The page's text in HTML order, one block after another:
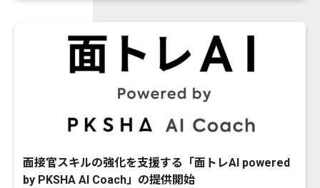
面接官スキルの強化を支援する「面トレAI powered
by PKSHA AI Coach」の提供開始